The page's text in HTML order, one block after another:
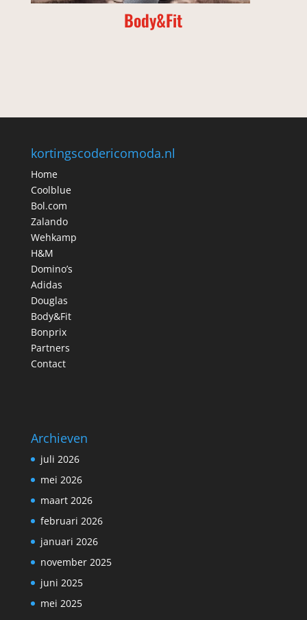
Body&Fit
kortingscodericomoda.nl
Home
Coolblue
Bol.com
Zalando
Wehkamp
H&M
Domino’s
Adidas
Douglas
Body&Fit
Bonprix
Partners
Contact
Archieven
juli 2026
mei 2026
maart 2026
februari 2026
januari 2026
november 2025
juni 2025
mei 2025